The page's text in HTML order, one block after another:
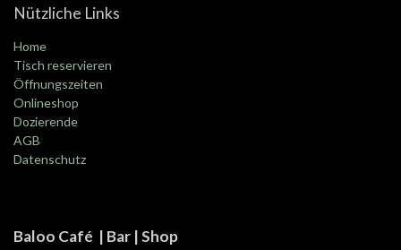
Nützliche Links
Home
Tisch reservieren
Öffnungszeiten
Onlineshop
Dozierende
AGB
Datenschutz
Baloo Café | Bar | Shop